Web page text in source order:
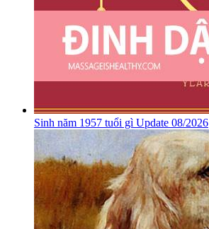
Sinh năm 1957 tuổi gì Update 08/2026